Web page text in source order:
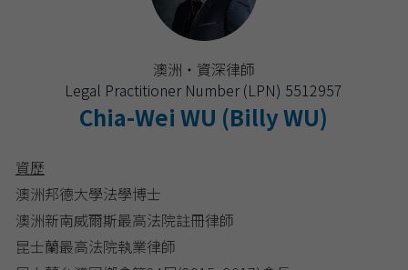
澳洲・資深律師
Legal Practitioner Number (LPN) 5512957
Chia-Wei WU (Billy WU)
資歷
澳洲邦德大學法學博士
澳洲新南威爾斯最高法院註冊律師
昆士蘭最高法院執業律師